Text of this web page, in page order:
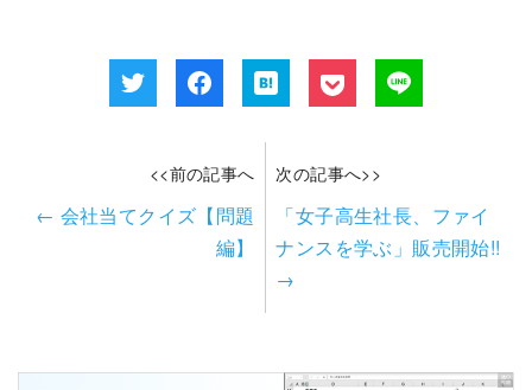
<<前の記事へ
← 会社当てクイズ【問題
編】
次の記事へ>>
「女子高生社長、ファイ
ナンスを学ぶ」販売開始!!
→